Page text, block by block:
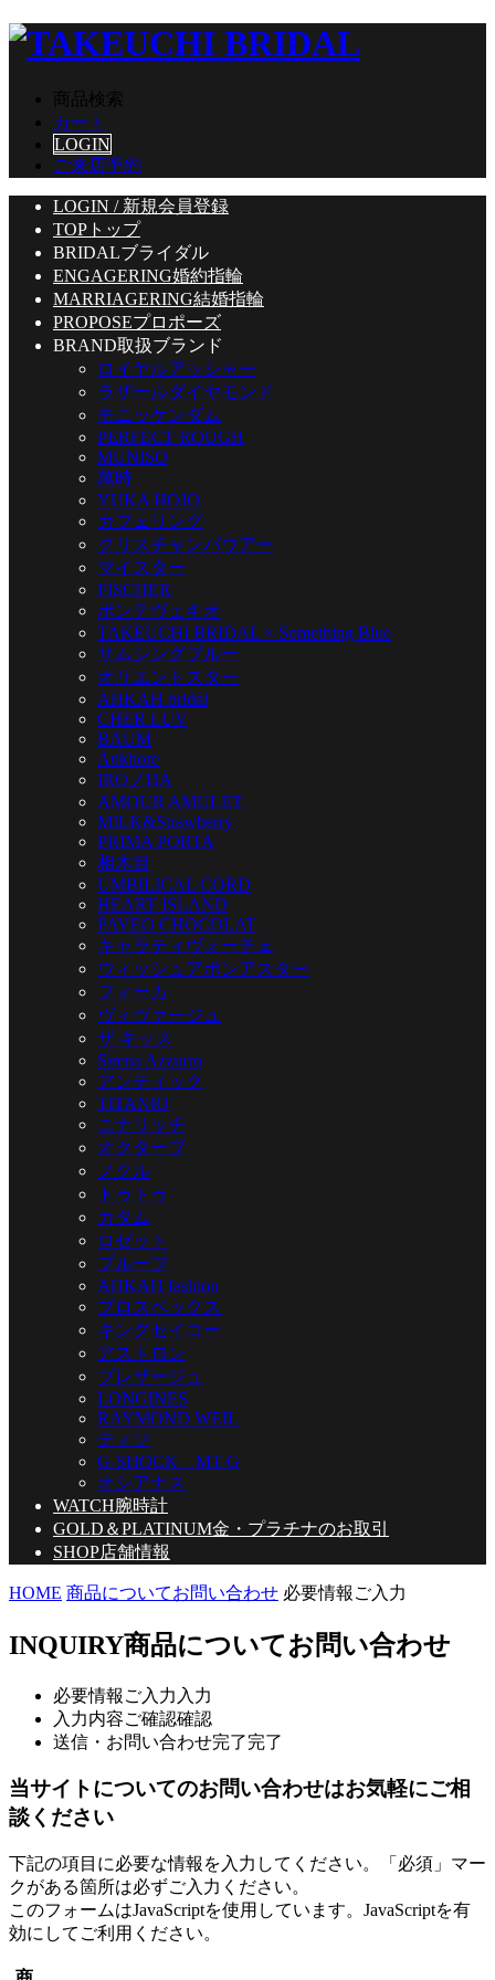
商品検索
カート
LOGIN
ご来店予約
LOGIN / 新規会員登録
TOP トップ
BRIDALブライダル
ENGAGERING婚約指輪
MARRIAGERING結婚指輪
PROPOSEプロポーズ
BRAND取扱ブランド
ロイヤルアッシャー
ラザールダイヤモンド
モニッケンダム
PERFECT ROUGH
MUNISO
萬時
YUKA HOJO
カフェリング
クリスチャンバウアー
マイスター
FISCHER
ポンテヴェキオ
TAKEUCHI BRIDAL × Something Blue
サムシングブルー
オリエントスター
AHKAH bridal
CHER LUV
BAUM
Ankhore
IROノHA
AMOUR AMULET
MILK&Strawberry
PRIMA PORTA
相木目
UMBILICAL CORD
HEART ISLAND
PAVEO CHOCOLAT
キャラティヴォーチェ
ウィッシュアポンアスター
フィーカ
ヴィヴァージュ
ザ キッス
Sirena Azzurro
アンティック
TITANIO
ニナリッチ
オクターブ
ノクル
トゥトゥ
カタム
ロゼット
プルーブ
AHKAH fashion
プロスペックス
キングセイコー
アストロン
プレザージュ
LONGINES
RAYMOND WEIL
ティソ
G-SHOCK MT-G
オシアナス
WATCH腕時計
GOLD＆PLATINUM金・プラチナのお取引
SHOP店舗情報
HOME 商品についてお問い合わせ 必要情報ご入力
INQUIRY商品についてお問い合わせ
必要情報ご入力 入力
入力内容ご確認確認
送信・お問い合わせ完了完了
当サイトについてのお問い合わせはお気軽にご相
談ください
下記の項目に必要な情報を入力してください。「必須」マー
クがある箇所は必ずご入力ください。
このフォームはJavaScriptを使用しています。JavaScriptを有
効にしてご利用ください。